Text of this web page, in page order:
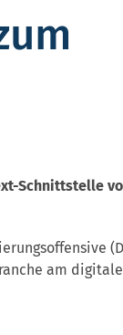
Schnittstelle
am